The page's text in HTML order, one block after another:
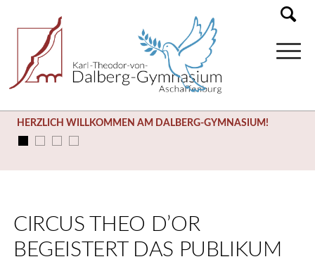
SOMMERFERIEN (03.08. – 14.09.)
CIRCUS THEO D’OR
BEGEISTERT DAS PUBLIKUM